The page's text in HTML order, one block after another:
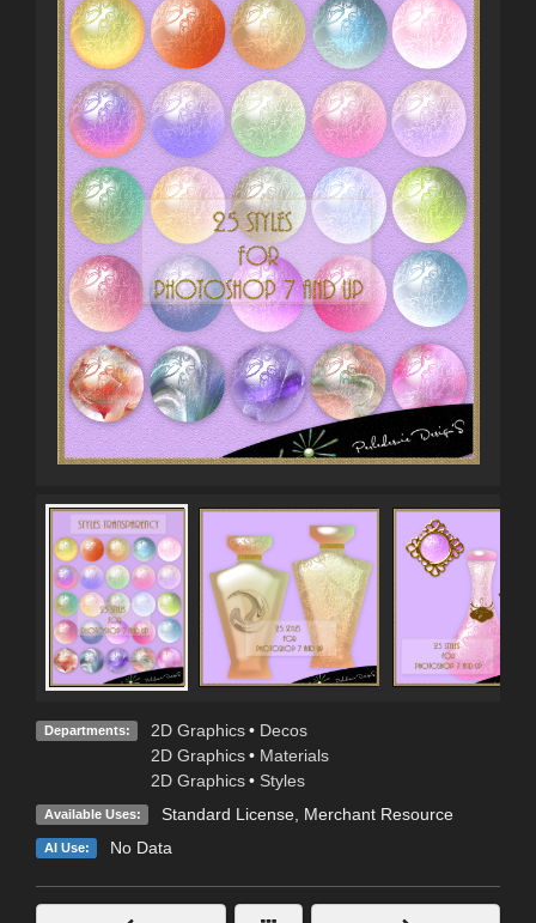
Departments: 2D Graphics • Decos
2D Graphics • Materials
2D Graphics • Styles
Available Uses: Standard License, Merchant Resource
AI Use: No Data